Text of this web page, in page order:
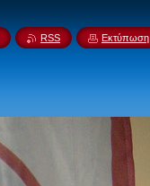
RSS Εκτύπωση